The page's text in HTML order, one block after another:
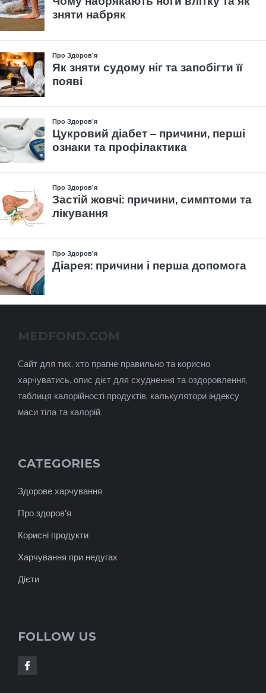
MEDFOND.COM
Cайт для тих, хто прагне правильно та корисно
харчуватись, опис дієт для схуднення та оздоровлення,
таблиця калорійності продуктів, калькулятори індексу
маси тіла та калорій.
CATEGORIES
Здорове харчування
Про здоров'я
Корисні продукти
Харчування при недугах
Дієти
FOLLOW US